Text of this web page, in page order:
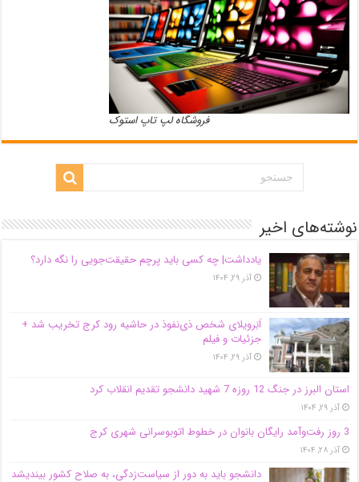
فروشگاه لپ تاپ استوک
نوشته‌های اخیر
یادداشت| ‌چه کسی باید پرچم حقیقت‌جویی را نگه دارد؟
آذر ۲۹, ۱۴۰۴
اَبَر‌ویلای شخص ذی‌نفوذ در حاشیه‌ رود کرج تخریب شد +
جزئیات و فیلم
آذر ۲۹, ۱۴۰۴
استان البرز در جنگ 12 روزه 7 شهید دانشجو تقدیم انقلاب کرد
آذر ۲۹, ۱۴۰۴
3 روز رفت‌وآمد رایگان بانوان در خطوط اتوبوسرانی شهری کرج
آذر ۲۸, ۱۴۰۴
دانشجو باید به دور از سیاست‌زدگی، به صلاح کشور بیندیشد